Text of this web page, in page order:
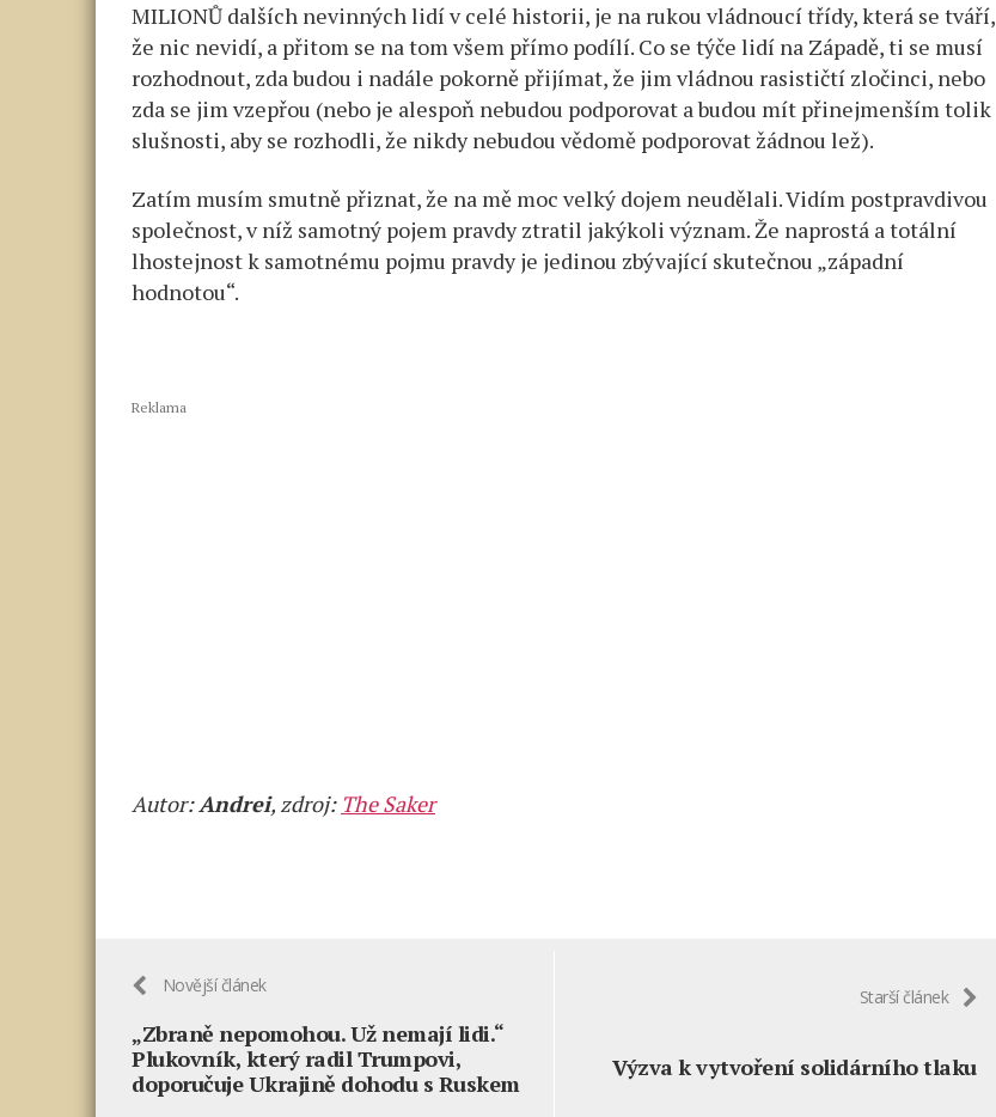
MILIONŮ dalších nevinných lidí v celé historii, je na rukou vládnoucí třídy, která se tváří,
že nic nevidí, a přitom se na tom všem přímo podílí. Co se týče lidí na Západě, ti se musí
rozhodnout, zda budou i nadále pokorně přijímat, že jim vládnou rasističtí zločinci, nebo
zda se jim vzepřou (nebo je alespoň nebudou podporovat a budou mít přinejmenším tolik
slušnosti, aby se rozhodli, že nikdy nebudou vědomě podporovat žádnou lež).
Zatím musím smutně přiznat, že na mě moc velký dojem neudělali. Vidím postpravdivou
společnost, v níž samotný pojem pravdy ztratil jakýkoli význam. Že naprostá a totální
lhostejnost k samotnému pojmu pravdy je jedinou zbývající skutečnou „západní
hodnotou“.
Reklama
Autor:Andrei, zdroj: The Saker
Novější článek
„Zbraně nepomohou. Už nemají lidi.“
Plukovník, který radil Trumpovi,
doporučuje Ukrajině dohodu s Ruskem
Starší článek
Výzva k vytvoření solidárního tlaku